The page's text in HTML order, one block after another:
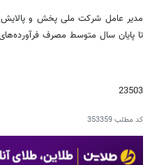
مدیر عامل شرکت ملی پخش و پالایش
تا پایان سال متوسط مصرف فرآورده‌های نفتی به ۷۰
23503
کد مطلب353359